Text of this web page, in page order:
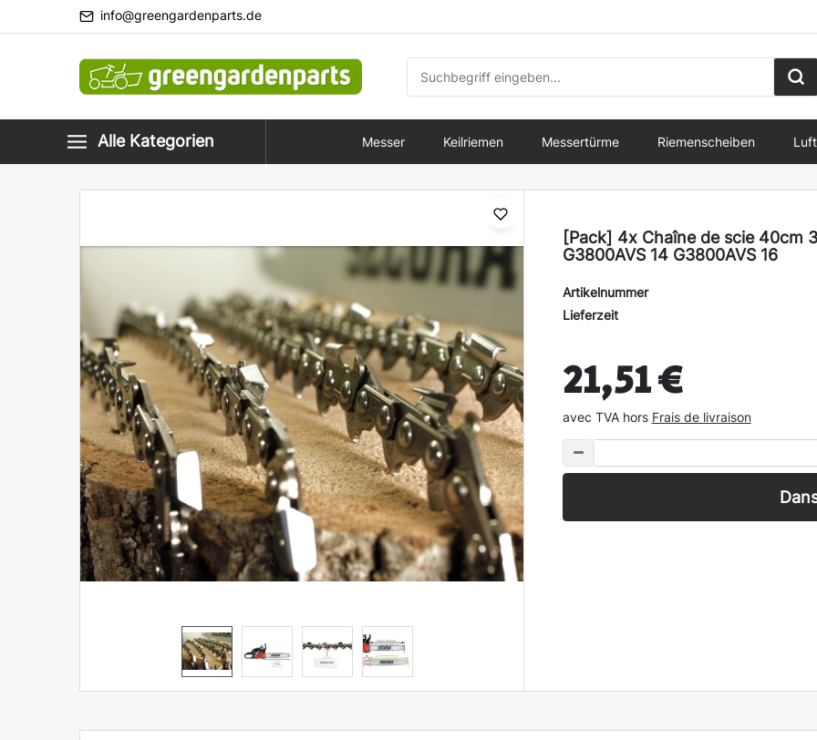
info@greengardenparts.de
Alle Kategorien Messer Keilriemen Messertürme Riemenscheiben
[Pack] 4x Chaîne de scie 40cm
G3800AVS 14 G3800AVS 16
Artikelnummer
Lieferzeit
21,51 €
avec TVA hors Frais de livraison